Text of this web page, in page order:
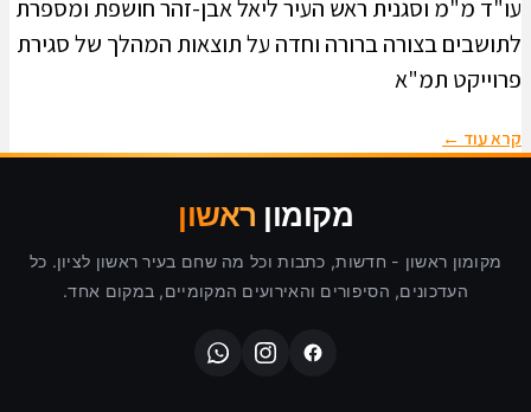
עו"ד מ"מ וסגנית ראש העיר ליאל אבן-זהר חושפת ומספרת
לתושבים בצורה ברורה וחדה על תוצאות המהלך של סגירת
פרוייקט תמ"א
קרא עוד ←
מקומון ראשון
מקומון ראשון - חדשות, כתבות וכל מה שחם בעיר ראשון לציון. כל
העדכונים, הסיפורים והאירועים המקומיים, במקום אחד.